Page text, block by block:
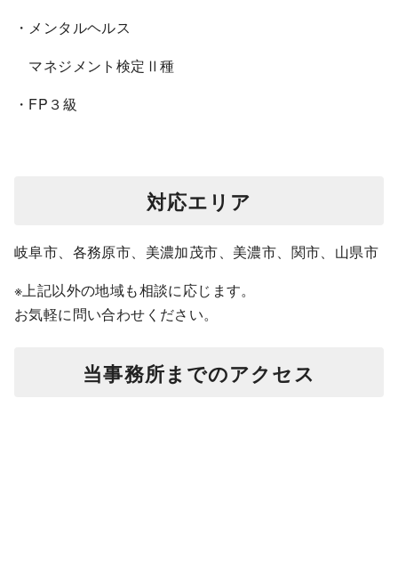
・メンタルヘルス
マネジメント検定Ⅱ種
・FP３級
対応エリア
岐阜市、各務原市、美濃加茂市、美濃市、関市、山県市
※上記以外の地域も相談に応じます。
お気軽に問い合わせください。
当事務所までのアクセス